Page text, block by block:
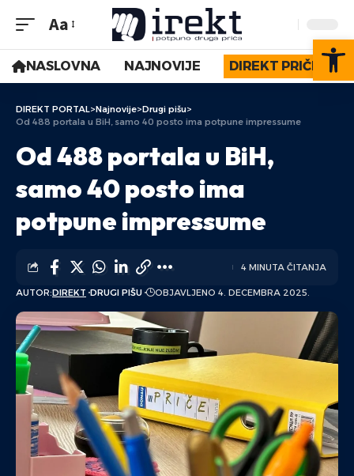
Aa
NASLOVNA NAJNOVIJE DIREKT PRIČE
DIREKT PORTAL>Najnovije>Drugi pišu>
Od 488 portala u BiH, samo 40 posto ima potpune impressume
Od 488 portala u BiH,
samo 40 posto ima
potpune impressume
AUTOR:DIREKT DRUGI PIŠU OBJAVLJENO 4. DECEMBRA 2025.
4 MINUTA ČITANJA